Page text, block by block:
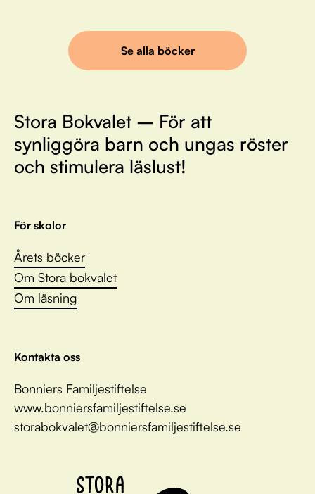
Se alla böcker
Stora Bokvalet – För att
synliggöra barn och ungas röster
och stimulera läslust!
För skolor
Årets böcker
Om Stora bokvalet
Om läsning
Kontakta oss
Bonniers Familjestiftelse
www.bonniersfamiljestiftelse.se
storabokvalet@bonniersfamiljestiftelse.se